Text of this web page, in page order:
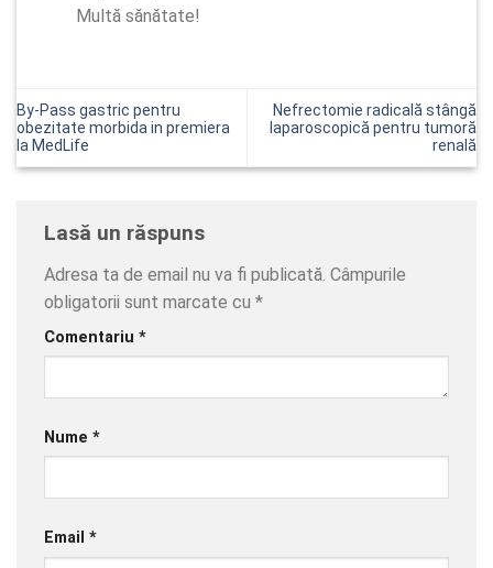
Multă sănătate!
By-Pass gastric pentru
obezitate morbida in premiera
la MedLife
Nefrectomie radicală stângă
laparoscopică pentru tumoră
renală
Lasă un răspuns
Adresa ta de email nu va fi publicată. Câmpurile
obligatorii sunt marcate cu *
Comentariu *
Nume *
Email *